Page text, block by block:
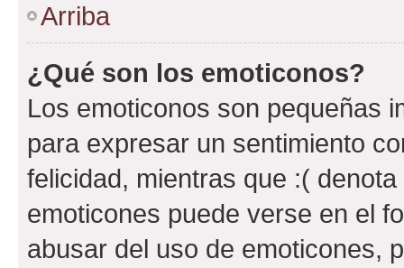
Arriba
¿Qué son los emoticonos?
Los emoticonos son pequeñas
para expresar un sentimiento
felicidad, mientras que :(
emoticones puede verse en el
abusar del uso de emoticones,